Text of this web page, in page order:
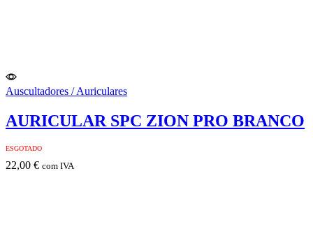
Auscultadores / Auriculares
AURICULAR SPC ZION PRO BRANCO
ESGOTADO
22,00 € com IVA